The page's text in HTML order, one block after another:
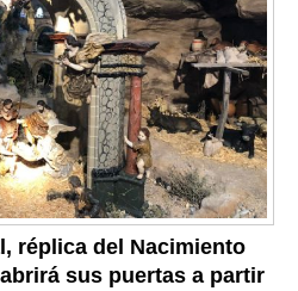
réplica del Nacimiento
sus puertas a partir